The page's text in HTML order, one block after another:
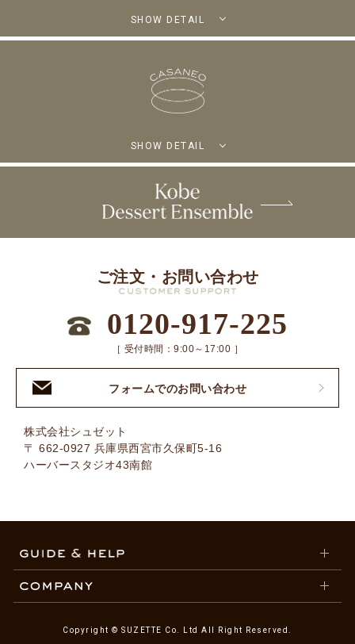
SHOW DETAIL
SHOW DETAIL
ご注文・お問い合わせ
0120-917-225
［ 受付時間：9:00～17:00 ］
フォームでのお問い合わせ
株式会社シュゼット
〒 662-0927 兵庫県西宮市久保町5-16
ハーバースタジオ43南館
Copyright © SUZETTE Co. Ltd All Right Reserved.